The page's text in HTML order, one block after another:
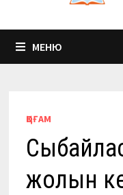
МЕНЮ
ҚОҒАМ
жолын